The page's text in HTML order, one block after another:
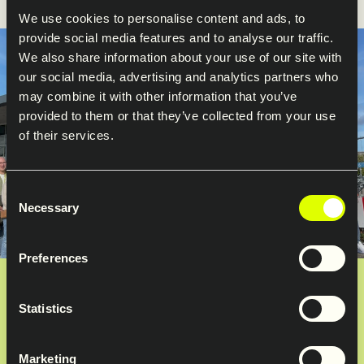
We use cookies to personalise content and ads, to
provide social media features and to analyse our traffic.
We also share information about your use of our site with
our social media, advertising and analytics partners who
may combine it with other information that you’ve
provided to them or that they’ve collected from your use
of their services.
Selection
Necessary
Preferences
Statistics
Marketing
Utvikling av neste generasjons